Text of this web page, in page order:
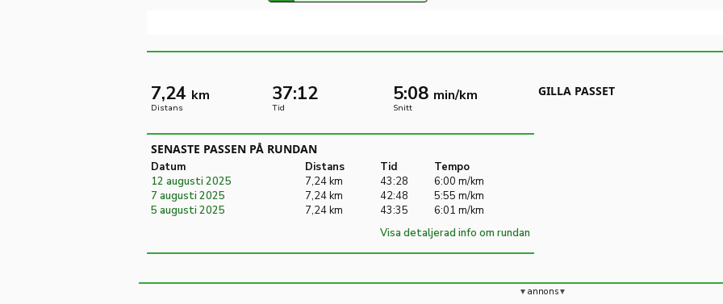
7,24 km
Distans
37:12
Tid
5:08 min/km
Snitt
SENASTE PASSEN PÅ RUNDAN
Datum Distans Tid
Tempo
12 augusti 2025
7,24 km 43:28
6:00 m/km
7 augusti 2025
7,24 km 42:48
5:55 m/km
5 augusti 2025
7,24 km 43:35
6:01 m/km
Visa detaljerad info om rundan
GILLA PASSET
annons